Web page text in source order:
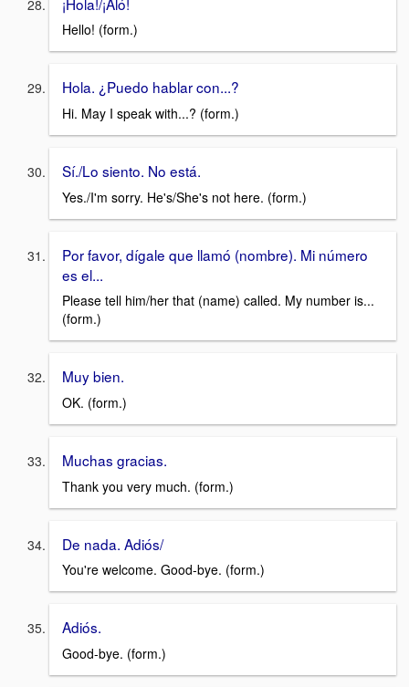
Hello! (form.)
Hola. ¿Puedo hablar con...?
Hi. May I speak with...? (form.)
Sí./Lo siento. No está.
Yes./I'm sorry. He's/She's not here. (form.)
Por favor, dígale que llamó (nombre). Mi número
es el...
Please tell him/her that (name) called. My number is...
(form.)
Muy bien.
OK. (form.)
Muchas gracias.
Thank you very much. (form.)
De nada. Adiós/
You're welcome. Good-bye. (form.)
Adiós.
Good-bye. (form.)